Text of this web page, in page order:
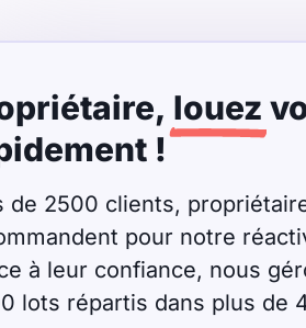
louez
!
de 2500 clients,
pour notre
à leur confiance, nous
lots répartis dans plus de